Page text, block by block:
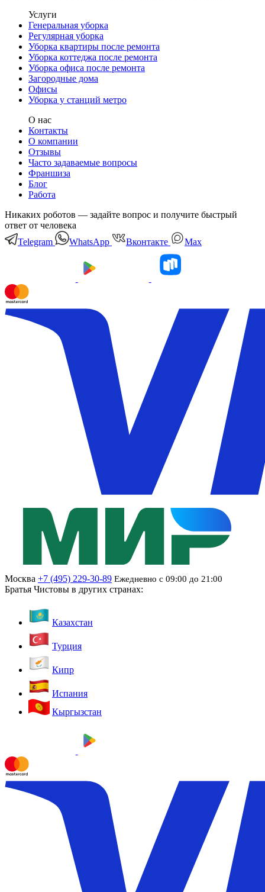
Услуги
Генеральная уборка
Регулярная уборка
Уборка квартиры после ремонта
Уборка коттеджа после ремонта
Уборка офиса после ремонта
Загородные дома
Офисы
Уборка у станций метро
О нас
Контакты
О компании
Отзывы
Часто задаваемые вопросы
Франшиза
Блог
Работа
Никаких роботов — задайте вопрос и получите быстрый
ответ от человека
Telegram
WhatsApp Вконтакте Мах
Москва +7 (495) 229-30-89 Ежедневно с 09:00 до 21:00
Братья Чистовы в других странах:
Казахстан
Турция
Кипр
Испания
Кыргызстан